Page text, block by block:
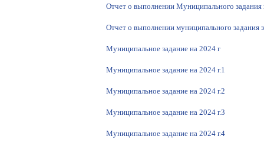
Отчет о выполнении Муниципального
Отчет о выполнении муниципального задания
Муниципальное задание на 2024 г
Муниципальное задание на 2024 г.1
Муниципальное задание на 2024 г.2
Муниципальное задание на 2024 г.3
Муниципальное задание на 2024 г.4